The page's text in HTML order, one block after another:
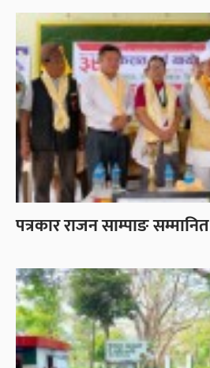
पत्रकार राजन साम्पाङ सम्मानित